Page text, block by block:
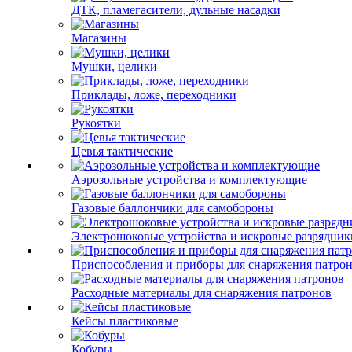
ДТК, пламегасители, дульные насадки
Магазины
Мушки, целики
Приклады, ложе, переходники
Рукоятки
Цевья тактические
Аэрозольные устройства и комплектующие
Газовые баллончики для самобороны
Электрошоковые устройства и искровые
Приспособления и приборы для снаряжения
Расходные материалы для снаряжения патронов
Кейсы пластиковые
Кобуры